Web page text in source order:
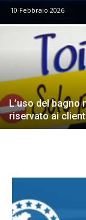
10 Febbraio 2026
L’uso del bagno
riservato ai